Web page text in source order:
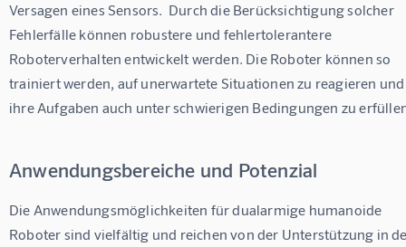
Versagen eines Sensors.  Durch die Berücksichtigung solcher
Fehlerfälle können robustere und fehlertolerantere
Roboterverhalten entwickelt werden. Die Roboter können so
trainiert werden, auf unerwartete Situationen zu reagieren
ihre Aufgaben auch unter schwierigen Bedingungen zu
Anwendungsbereiche und Potenzial
Die Anwendungsmöglichkeiten für dualarmige humanoide
Roboter sind vielfältig und reichen von der Unterstützung in